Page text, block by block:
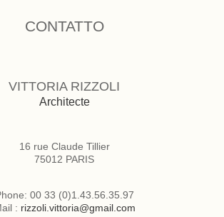
CONTATTO
VITTORIA RIZZOLI
Architecte
16 rue Claude Tillier
75012 PARIS
00 33 (0)1.43.56.35.97
: rizzoli.vittoria@gmail.com